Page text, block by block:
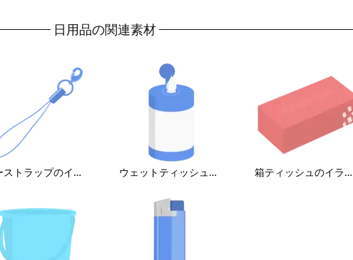
日用品の関連素材
キーストラップのイラスト ウェットティッシュ（ボトルタイプ）のイラスト 箱ティッシュのイラスト